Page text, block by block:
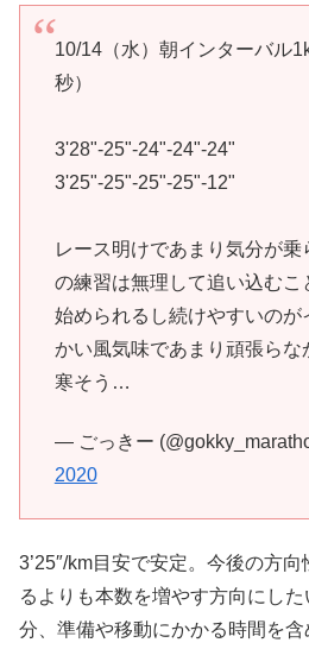
10/14（水）朝インターバル
秒）
3'28"-25"-24"-24"-24"
3'25"-25"-25"-25"-12"
レース明けであまり気分が乗
の練習は無理して追い込むこ
始められるし続けやすいのが
かい風気味であまり頑張らな
寒そう…
— ごっきー
2020
3’25″/km目安で安定。今後の方
るよりも本数を増やす方向にし
分、準備や移動にかかる時間を